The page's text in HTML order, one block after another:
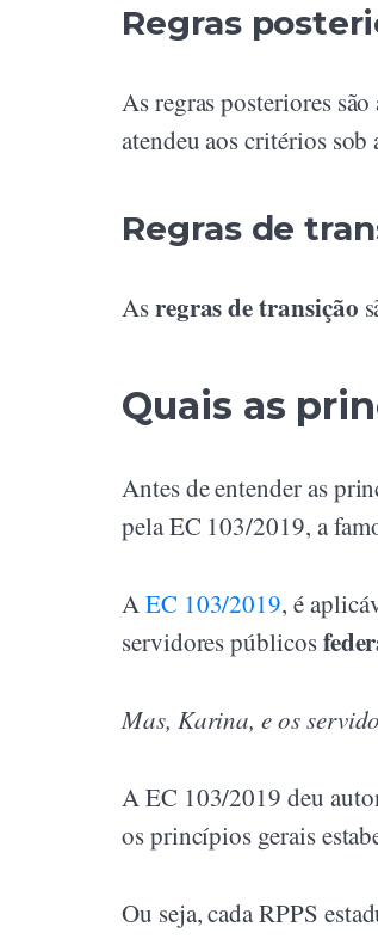
Regras
As regras posteriores
atendeu aos critérios sob
Regras de
Asregras de transição
Quais as
Antes de entender as
pela EC 103/2019, a
A EC 103/2019, é
servidores públicos
Mas, Karina, e os
A EC 103/2019 deu
os princípios gerais
Ou seja, cada RPPS